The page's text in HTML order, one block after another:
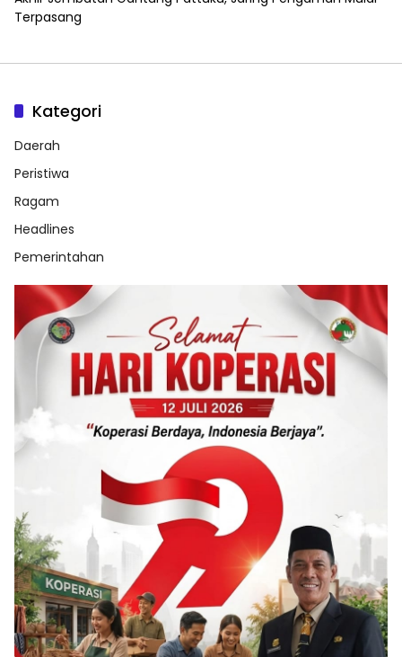
Terpasang
Kategori
Daerah
Peristiwa
Ragam
Headlines
Pemerintahan